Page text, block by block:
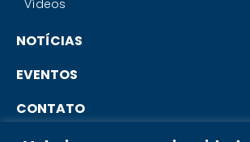
Vídeos
NOTÍCIAS
EVENTOS
CONTATO